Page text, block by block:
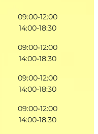
09:00-12:00
14:00-18:30
09:00-12:00
14:00-18:30
09:00-12:00
14:00-18:30
09:00-12:00
14:00-18:30